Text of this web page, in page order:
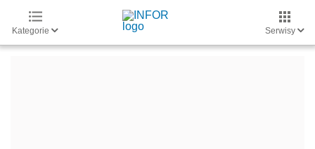
Kategorie Serwisy